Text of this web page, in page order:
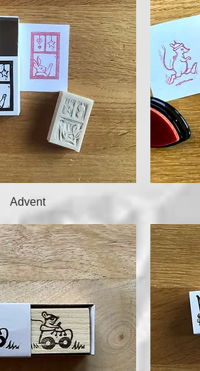
Schnellansicht
Advent